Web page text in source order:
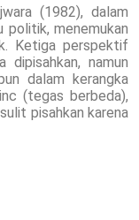
(1982), dalam
politik, menemukan
Ketiga perspektif
dipisahkan, namun
dalam kerangka
(tegas berbeda),
pisahkan karena